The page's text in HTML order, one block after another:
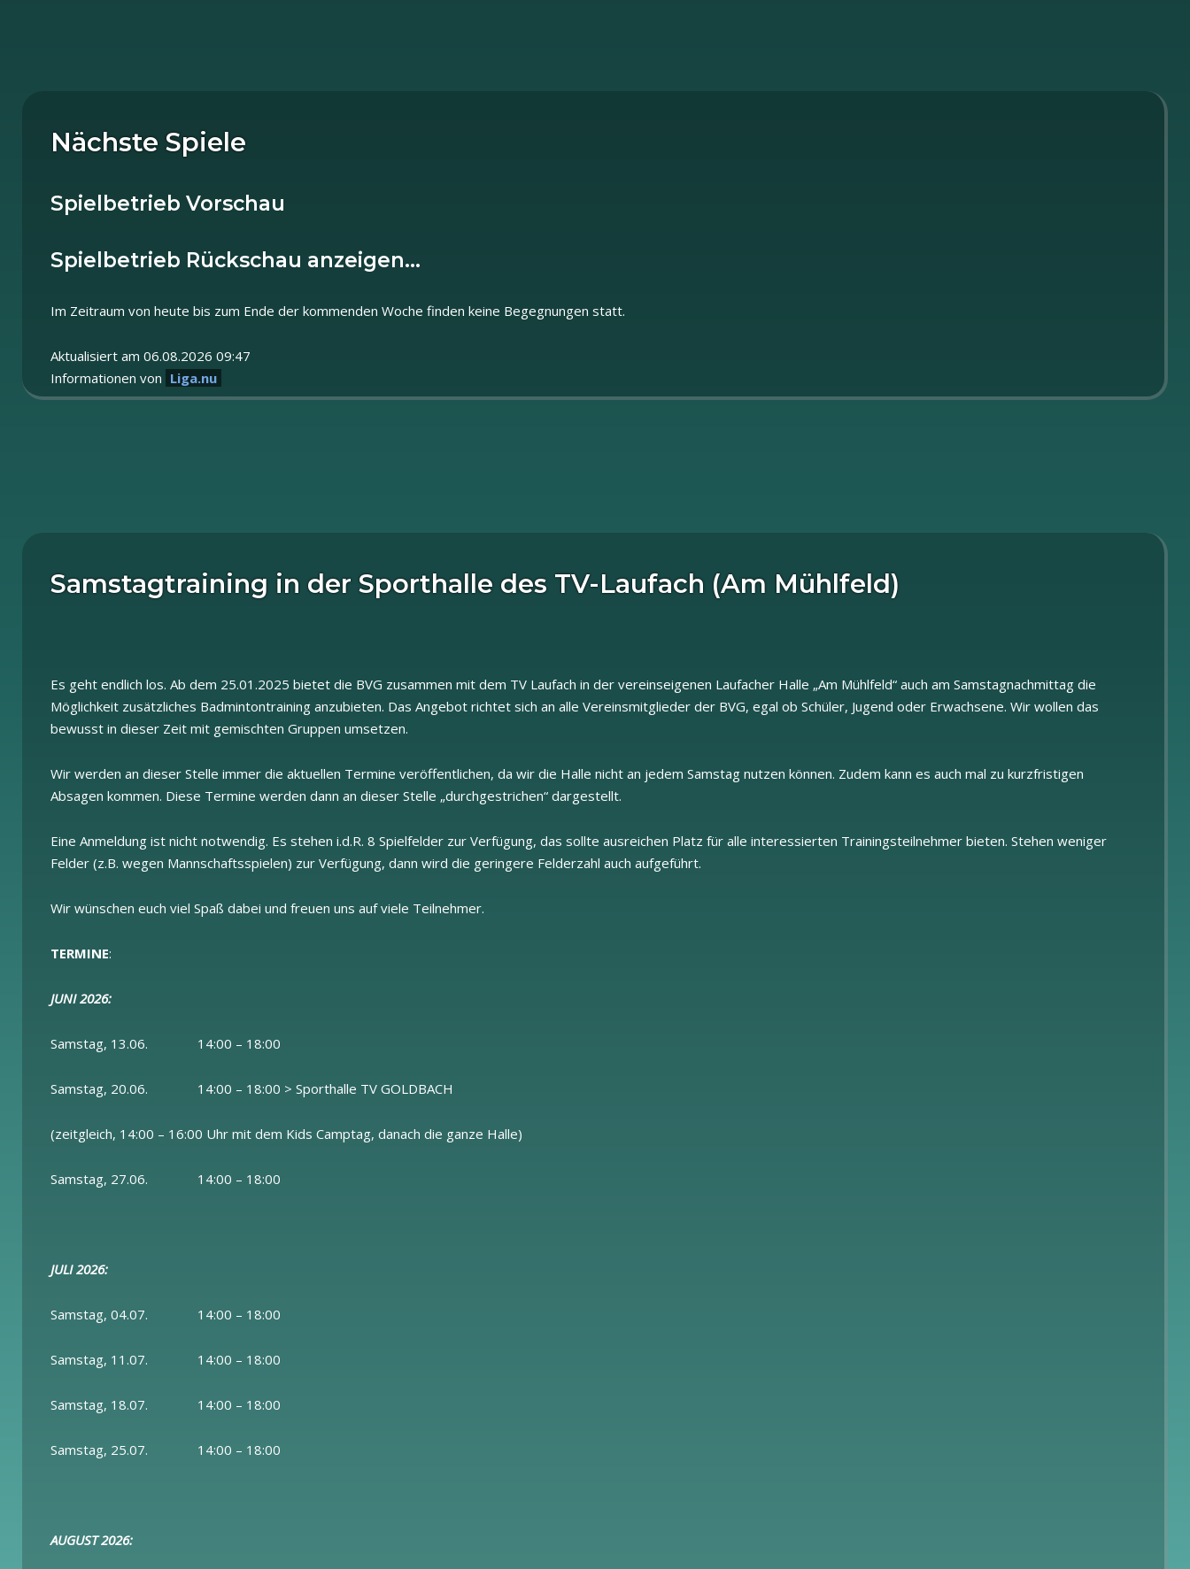
Nächste Spiele
Spielbetrieb Vorschau
Spielbetrieb Rückschau anzeigen...
Im Zeitraum von heute bis zum Ende der kommenden Woche finden keine Begegnungen statt.
Aktualisiert am 06.08.2026 09:47
Informationen von Liga.nu
Samstagtraining in der Sporthalle des TV-Laufach (Am Mühlfeld)
Es geht endlich los. Ab dem 25.01.2025 bietet die BVG zusammen mit dem TV Laufach in der vereinseigenen Laufacher Halle „Am Mühlfeld“ auch am Samstagnachmittag die
Möglichkeit zusätzliches Badmintontraining anzubieten. Das Angebot richtet sich an alle Vereinsmitglieder der BVG, egal ob Schüler, Jugend oder Erwachsene. Wir wollen das
bewusst in dieser Zeit mit gemischten Gruppen umsetzen.
Wir werden an dieser Stelle immer die aktuellen Termine veröffentlichen, da wir die Halle nicht an jedem Samstag nutzen können. Zudem kann es auch mal zu kurzfristigen
Absagen kommen. Diese Termine werden dann an dieser Stelle „durchgestrichen“ dargestellt.
Eine Anmeldung ist nicht notwendig. Es stehen i.d.R. 8 Spielfelder zur Verfügung, das sollte ausreichen Platz für alle interessierten Trainingsteilnehmer bieten. Stehen weniger
Felder (z.B. wegen Mannschaftsspielen) zur Verfügung, dann wird die geringere Felderzahl auch aufgeführt.
Wir wünschen euch viel Spaß dabei und freuen uns auf viele Teilnehmer.
TERMINE:
JUNI 2026:
Samstag, 13.06. 14:00 – 18:00
Samstag, 20.06. 14:00 – 18:00 > Sporthalle TV GOLDBACH
(zeitgleich, 14:00 – 16:00 Uhr mit dem Kids Camptag, danach die ganze Halle)
Samstag, 27.06. 14:00 – 18:00
JULI 2026:
Samstag, 04.07. 14:00 – 18:00
Samstag, 11.07. 14:00 – 18:00
Samstag, 18.07. 14:00 – 18:00
Samstag, 25.07. 14:00 – 18:00
AUGUST 2026: